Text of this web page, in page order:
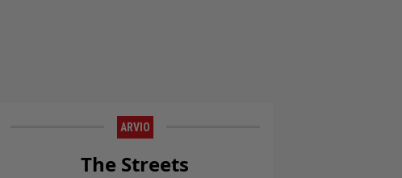
ARVIO
The Streets